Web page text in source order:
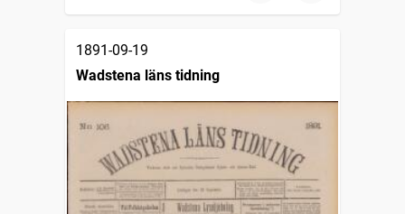
1891-09-19
Wadstena läns tidning